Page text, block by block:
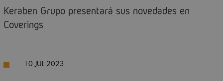
Keraben Grupo presentará sus novedades en
Coverings
10 JUL 2023